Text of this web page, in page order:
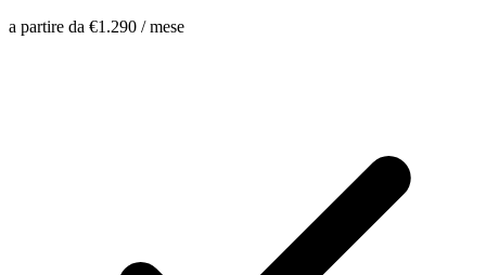
a partire da €1.290 / mese